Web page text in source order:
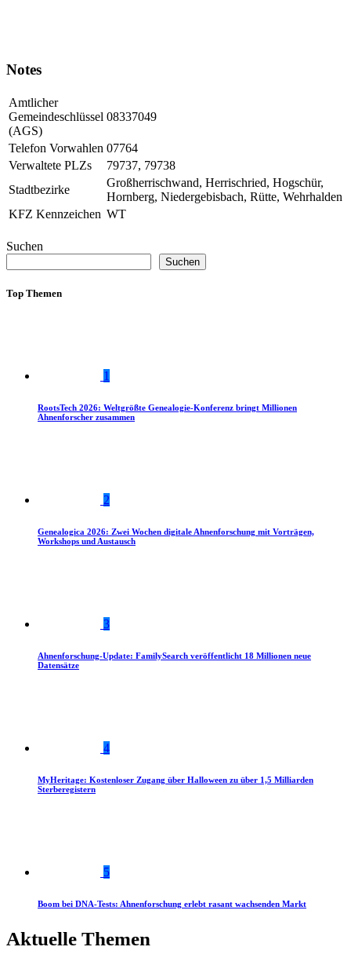
Notes
Amtlicher
Gemeindeschlüssel
(AGS)
08337049
Telefon Vorwahlen 07764
Verwaltete PLZs
79737, 79738
Stadtbezirke
Großherrischwand, Herrischried, Hogschür,
Hornberg, Niedergebisbach, Rütte, Wehrhalden
KFZ Kennzeichen WT
Suchen
Suchen
Top Themen
1
RootsTech 2026: Weltgrößte Genealogie-Konferenz bringt Millionen
Ahnenforscher zusammen
2
Genealogica 2026: Zwei Wochen digitale Ahnenforschung mit Vorträgen,
Workshops und Austausch
3
Ahnenforschung-Update: FamilySearch veröffentlicht 18 Millionen neue
Datensätze
4
MyHeritage: Kostenloser Zugang über Halloween zu über 1,5 Milliarden
Sterberegistern
5
Boom bei DNA-Tests: Ahnenforschung erlebt rasant wachsenden Markt
Aktuelle Themen